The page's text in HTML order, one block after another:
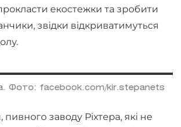
екостежки та зробити
звідки відкриватимуться
Фото: facebook.com/kir.stepanets
заводу Ріхтера, які не